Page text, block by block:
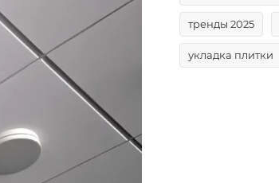
тренды 2025
укладка плитки